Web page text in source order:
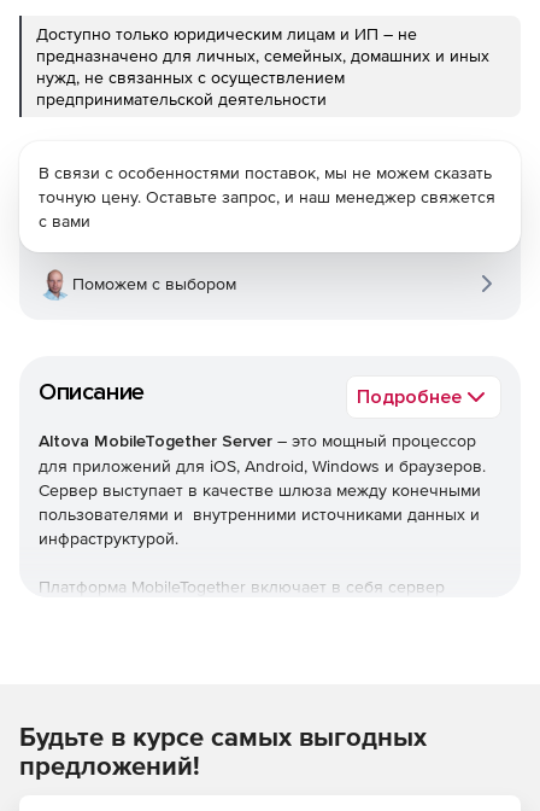
Доступно только юридическим лицам и ИП – не
предназначено для личных, семейных, домашних и иных
нужд, не связанных с осуществлением
предпринимательской деятельности
Описание Подробнее
Altova MobileTogether Server – это мощный процессор
для приложений для iOS, Android, Windows и браузеров.
Сервер выступает в качестве шлюза между конечными
пользователями и внутренними источниками данных и
инфраструктурой.
Платформа MobileTogether включает в себя сервер
кэширования, повышающие производительность, и
надежные параметры безопасности для приложений
предприятия.
В связи с особенностями поставок, мы не можем сказать
точную цену. Оставьте запрос, и наш менеджер свяжется
с вами
Поможем с выбором
Будьте в курсе самых выгодных
предложений!